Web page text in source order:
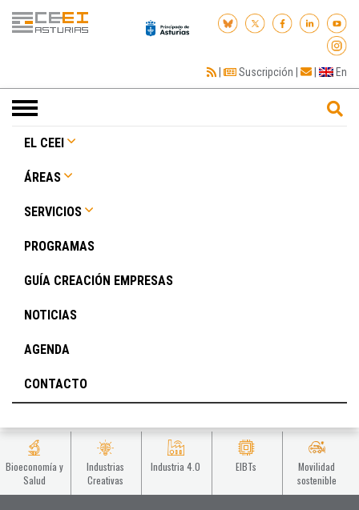
| Suscripción | | En
Toggle
navigation
EL CEEI
ÁREAS
SERVICIOS
PROGRAMAS
GUÍA CREACIÓN EMPRESAS
NOTICIAS
AGENDA
CONTACTO
Bioeconomía y
Salud
Industrias
Creativas
Industria 4.0 EIBTs
Movilidad
sostenible